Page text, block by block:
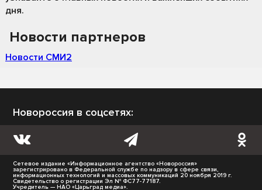
дня.
Новости партнеров
Новости СМИ2
Новороссия в соцсетях:
Сетевое издание «Информационное агентство «Новороссия»
зарегистрировано в Федеральной службе по надзору в сфере связи,
информационных технологий и массовых коммуникаций 20 ноября 2019 г.
Свидетельство о регистрации Эл № ФС77-77187.
Учредитель — НАО «Царьград медиа».